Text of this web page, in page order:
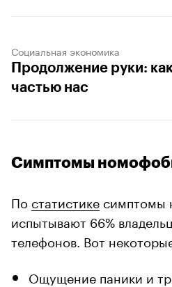
Социальная экономика
Продолжение руки:
частью нас
Симптомы
По статистике симптомы
испытывают 66%
телефонов. Вот
Ощущение паники и